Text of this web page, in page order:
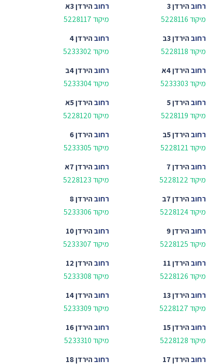
רחובהירדן 3
מיקוד 5228116
רחובהירדן 3א
מיקוד 5228117
רחובהירדן 3ב
מיקוד 5228118
רחובהירדן 4
מיקוד 5233302
רחובהירדן 4א
מיקוד 5233303
רחובהירדן 4ב
מיקוד 5233304
רחובהירדן 5
מיקוד 5228119
רחובהירדן 5א
מיקוד 5228120
רחובהירדן 5ב
מיקוד 5228121
רחובהירדן 6
מיקוד 5233305
רחובהירדן 7
מיקוד 5228122
רחובהירדן 7א
מיקוד 5228123
רחובהירדן 7ב
מיקוד 5228124
רחובהירדן 8
מיקוד 5233306
רחובהירדן 9
מיקוד 5228125
רחובהירדן 10
מיקוד 5233307
רחובהירדן 11
מיקוד 5228126
רחובהירדן 12
מיקוד 5233308
רחובהירדן 13
מיקוד 5228127
רחובהירדן 14
מיקוד 5233309
רחובהירדן 15
מיקוד 5228128
רחובהירדן 16
מיקוד 5233310
רחובהירדן 17 רחובהירדן 18